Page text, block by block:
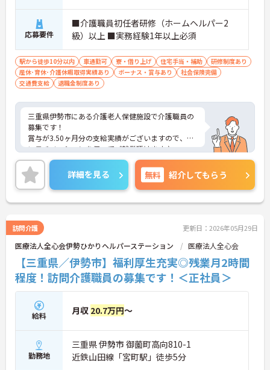
応募要件
■介護職員初任者研修（ホームヘルパー2
級）以上 ■実務経験1年以上必須
駅から徒歩10分以内 車通勤可 寮・借り上げ 住宅手当・補助
研修制度あり
産休･育休･介護休暇取得実績あり
ボーナス・賞与あり
社会保険完備
交通費支給
退職金制度あり
三重県伊勢市にある介護老人保健施設で介護職員の
募集です！
賞与が3.50ヶ月分の支給実績がございますので、高
いモチベーションを保ってご就業頂けます♪
最寄駅から徒歩4分！マイカー通勤も可能なので毎
日の通勤も楽々です◎
ご興味のある方には、面接対策ポイントなど、さら
に詳細をお話しいたしますのでお気軽にご相談くだ
さい！
詳細を見る 無料 紹介してもらう
訪問介護 更新日：2026年05月29日
医療法人全心会伊勢ひかりヘルパーステーション 医療法人全心会
【三重県／伊勢市】福利厚生充実◎残業月2時間
程度！訪問介護職員の募集です！＜正社員＞
給料 月収 20.7万円～
勤務地
三重県 伊勢市 御薗町高向810-1
近鉄山田線「宮町駅」徒歩5分